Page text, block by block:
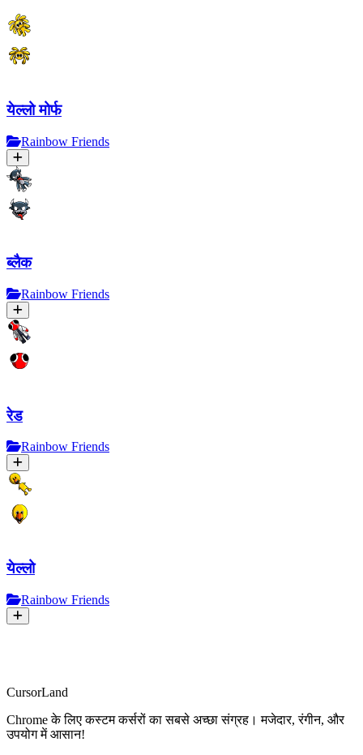
येल्लो मोर्फ
Rainbow Friends
ब्लैक
Rainbow Friends
रेड
Rainbow Friends
येल्लो
Rainbow Friends
CursorLand
Chrome के लिए कस्टम कर्सरों का सबसे अच्छा संग्रह। मजेदार, रंगीन, और
उपयोग में आसान!